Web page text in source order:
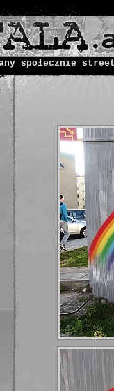
społecznie